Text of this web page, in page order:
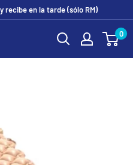
recibe en la tarde (sólo RM)
0